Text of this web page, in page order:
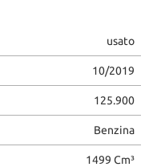
usato
10/2019
125.900
Benzina
1499 Cm³